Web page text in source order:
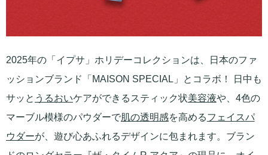
2025年の「イプサ」ホリデーコレクションは、日本のファ
ッションブランド「MAISON SPECIAL」とコラボ！ 日中も
サッと うるおいケアができるスティック状美容液や、4色の
マーブル模様のパウダーで肌の透明感を高めるフェイスパ
ウダーが、遊び心あふれるデザインに包まれます。ブラン